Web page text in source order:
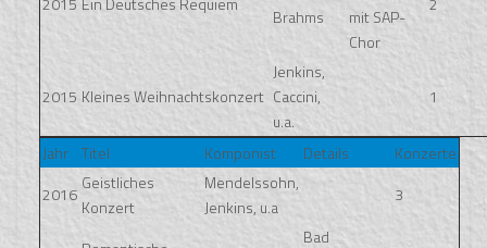
Brahms
mit SAP-
Chor
2015 Kleines Weihnachtskonzert
Jenkins,
Caccini,
u.a.
1
Jahr Titel Komponist Details
Konzerte
2016
Geistliches
Konzert
Mendelssohn,
Jenkins, u.a
3
Bad